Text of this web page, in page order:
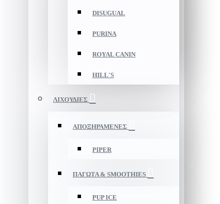
DISUGUAL
PURINA
ROYAL CANIN
HILL'S
ΛΙΧΟΥΔΙΕΣ
ΑΠΟΞΗΡΑΜΕΝΕΣ
PIPER
ΠΑΓΩΤΑ & SMOOTHIES
PUP ICE